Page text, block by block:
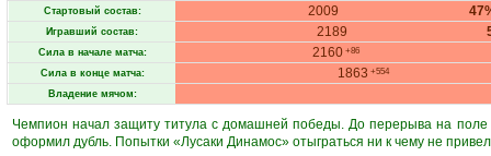
Стартовый состав: 2009
Игравший состав: 2189
Сила в начале матча: 2160 +86
Сила в конце матча: 1863 +554
Владение мячом:
Чемпион начал защиту титула с домашней победы. До перерыва на
оформил дубль. Попытки «Лусаки Динамос» отыграться ни к чему не